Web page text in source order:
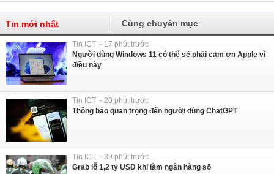
Tin mới nhất Cùng chuyên mục
Tin ICT - 17 phút trước
Người dùng Windows 11 có thể sẽ phải cảm ơn Apple vì
điều này
Tin ICT - 20 phút trước
Thông báo quan trọng đến người dùng ChatGPT
Tin ICT - 39 phút trước
Grab lỗ 1,2 tỷ USD khi làm ngân hàng số